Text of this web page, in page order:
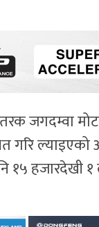
जगदम्वा
गरि
हजारदेखी